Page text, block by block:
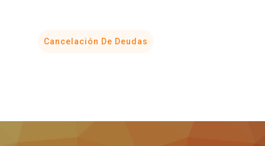
Cancelación De Deudas